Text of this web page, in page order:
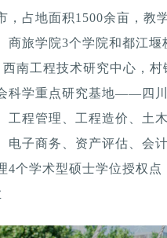
，占地面积1500余亩，教
商旅学院3个学院和都江
南工程技术研究中心，
科学重点研究基地——四
工程管理、工程造价、土
电子商务、资产评估、会
4个学术型硕士学位授权